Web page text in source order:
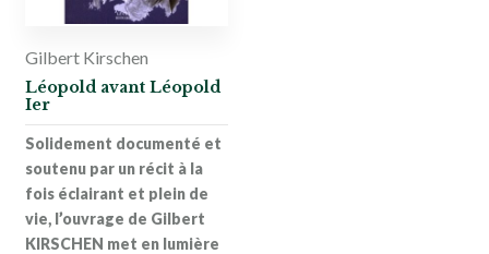
Gilbert Kirschen
Léopold avant Léopold
Ier
Solidement documenté et
soutenu par un récit à la
fois éclairant et plein de
vie, l’ouvrage de Gilbert
KIRSCHEN met en lumière